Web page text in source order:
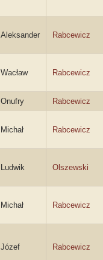
Aleksander Rabcewicz
Wacław Rabcewicz
Onufry Rabcewicz
Michał Rabcewicz
Ludwik Olszewski
Michał Rabcewicz
Józef Rabcewicz